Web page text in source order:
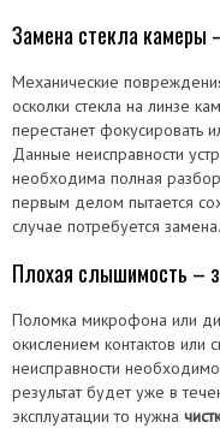
Замена стекла камеры
Механические
осколки стекла на линзе
перестанет фокусировать
Данные неисправности
необходима полная
первым делом пытается
случае потребуется замена.
Плохая слышимость –
Поломка микрофона или
окислением контактов
неисправности
результат будет уже в
эксплуатации то нужна